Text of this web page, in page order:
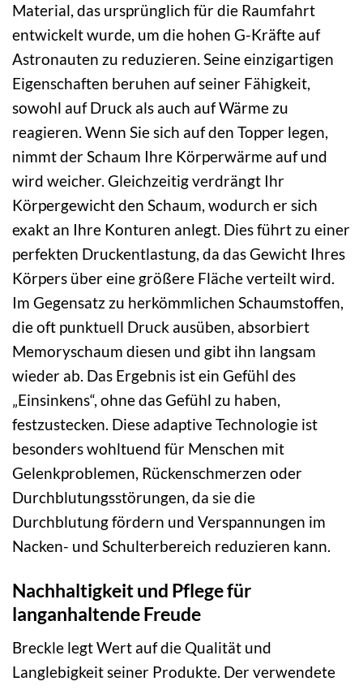
Material, das ursprünglich für die Raumfahrt
entwickelt wurde, um die hohen G-Kräfte auf
Astronauten zu reduzieren. Seine einzigartigen
Eigenschaften beruhen auf seiner Fähigkeit,
sowohl auf Druck als auch auf Wärme zu
reagieren. Wenn Sie sich auf den Topper legen,
nimmt der Schaum Ihre Körperwärme auf und
wird weicher. Gleichzeitig verdrängt Ihr
Körpergewicht den Schaum, wodurch er sich
exakt an Ihre Konturen anlegt. Dies führt zu einer
perfekten Druckentlastung, da das Gewicht Ihres
Körpers über eine größere Fläche verteilt wird.
Im Gegensatz zu herkömmlichen Schaumstoffen,
die oft punktuell Druck ausüben, absorbiert
Memoryschaum diesen und gibt ihn langsam
wieder ab. Das Ergebnis ist ein Gefühl des
„Einsinkens“, ohne das Gefühl zu haben,
festzustecken. Diese adaptive Technologie ist
besonders wohltuend für Menschen mit
Gelenkproblemen, Rückenschmerzen oder
Durchblutungsstörungen, da sie die
Durchblutung fördern und Verspannungen im
Nacken- und Schulterbereich reduzieren kann.
Nachhaltigkeit und Pflege für
langanhaltende Freude
Breckle legt Wert auf die Qualität und
Langlebigkeit seiner Produkte. Der verwendete